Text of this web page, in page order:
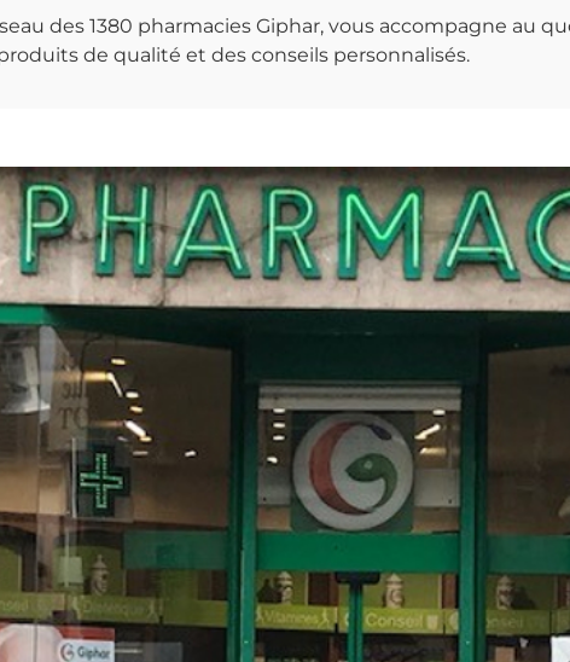
des 1380 pharmacies Giphar, vous accompagne au
de qualité et des conseils personnalisés.